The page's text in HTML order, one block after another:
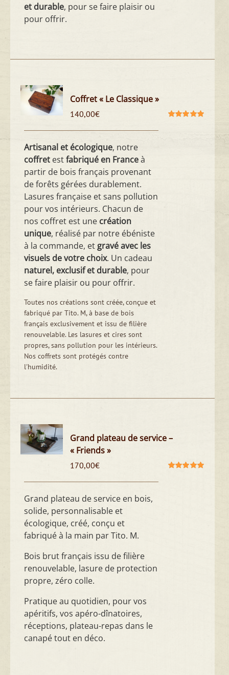
et durable, pour se faire plaisir ou
pour offrir.
Coffret « Le Classique »
140,00€
Artisanal et écologique, notre
coffret estfabriqué en Franceà
partir de bois français provenant
de forêts gérées durablement.
Lasures française et sans pollution
pour vos intérieurs. Chacun de
nos coffret est une création
unique, réalisé par notre ébéniste
à la commande, et gravé avec les
visuels de votre choix. Un cadeau
naturel, exclusif et durable, pour
se faire plaisir ou pour offrir.
Toutes nos créations sont créée, conçue et
fabriqué par Tito. M, à base de bois
français exclusivement et issu de filière
renouvelable. Les lasures et cires sont
propres, sans pollution pour les intérieurs.
Nos coffrets sont protégés contre
l'humidité.
Grand plateau de service –
« Friends »
170,00€
Grand plateau de service en bois,
solide, personnalisable et
écologique, créé, conçu et
fabriqué à la main par Tito. M.
Bois brut français issu de filière
renouvelable, lasure de protection
propre, zéro colle.
Pratique au quotidien, pour vos
apéritifs, vos apéro-dînatoires,
réceptions, plateau-repas dans le
canapé tout en déco.